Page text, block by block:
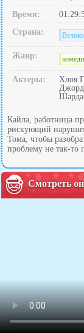
Время:
Страна:
Жанр:
Актеры:
Хлоя
Кайла, работница
рискующий
Тома, чтобы
проблему не так-то
Смотреть